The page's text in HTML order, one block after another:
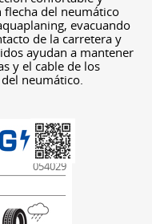
flecha del neumático
evacuando
de la carretera y
ayudan a mantener
y el cable de los
neumático.
054029